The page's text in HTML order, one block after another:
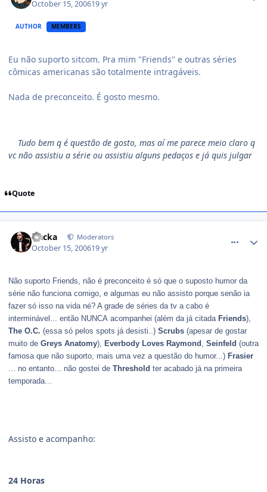
October 15, 200619 yr
AUTHOR MEMBERS
Eu não suporto sitcom. Pra mim "Friends" e outras séries
cômicas americanas são totalmente intragáveis.
Nada de preconceito. É gosto mesmo.
Tudo bem q é questão de gosto, mas aí me parece meio claro q
vc não assistiu a série ou assistiu alguns pedaços e já quis julgar
Quote
Nacka Moderators
October 15, 200619 yr
Não suporto Friends, não é preconceito é só que o suposto humor da
série não funciona comigo, e algumas eu não assisto porque senão ia
fazer só isso na vida né? A grade de séries da tv a cabo é
interminável... então NUNCA acompanhei (além da já citada Friends),
The O.C. (essa só pelos spots já desisti..) Scrubs (apesar de gostar
muito de Greys Anatomy), Everbody Loves Raymond Seinfeld (outra
famosa que não suporto, mais uma vez a questão do humor...) Frasier
... no entanto... não gostei de Threshold ter acabado já na primeira
temporada...
Assisto e acompanho:
24 Horas